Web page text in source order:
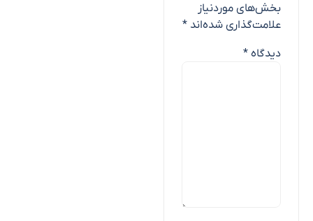
بخش‌های موردنیاز
علامت‌گذاری شده‌اند *
دیدگاه *